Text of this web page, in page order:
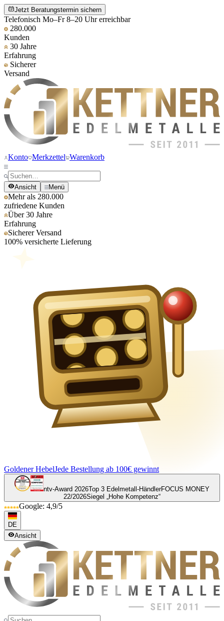
Jetzt Beratungstermin sichern
Telefonisch Mo–Fr 8–20 Uhr erreichbar
280.000
Kunden
30 Jahre
Erfahrung
Sicherer
Versand
Konto Merkzettel Warenkorb
Ansicht Menü
Mehr als 280.000
zufriedene Kunden
Über 30 Jahre
Erfahrung
Sicherer Versand
100% versicherte Lieferung
Goldener HebelJede Bestellung ab 100€ gewinnt
ntv-Award 2026Top 3 Edelmetall-HändlerFOCUS MONEY
22/2026Siegel „Hohe Kompetenz“
Google: 4,9/5
DE
Ansicht